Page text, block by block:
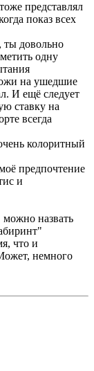
представлял
показ всех
ты довольно
одну
на ушедшие
И ещё следует
ставку на
всегда
колоритный
предпочтение
и
назвать
что и
немного